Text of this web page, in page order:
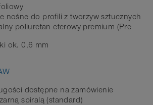
nośne do profili z tworzyw sztucznych
poliuretan eterowy premium (Pre
ok. 0,6 mm
dostępne na zamówienie
spiralą (standard)